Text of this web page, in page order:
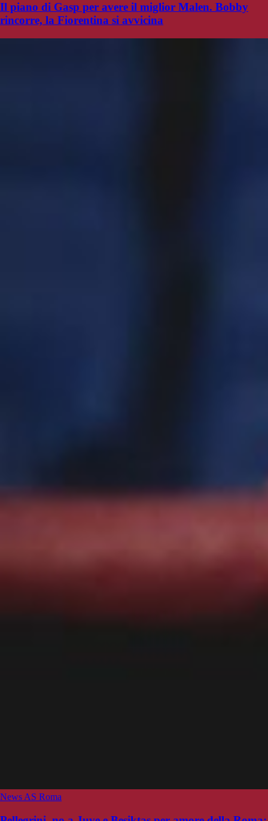
Il piano di Gasp per avere il miglior Malen. Bobby
rincorre, la Fiorentina si avvicina
News AS Roma